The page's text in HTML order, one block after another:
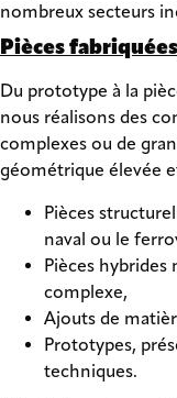
nombreux secteurs
Pièces fabriquées
Du prototype à la
nous réalisons des
complexes ou de
géométrique élevée
Pièces
naval ou le
Pièces
complexe,
Ajouts de
Prototypes,
techniques.